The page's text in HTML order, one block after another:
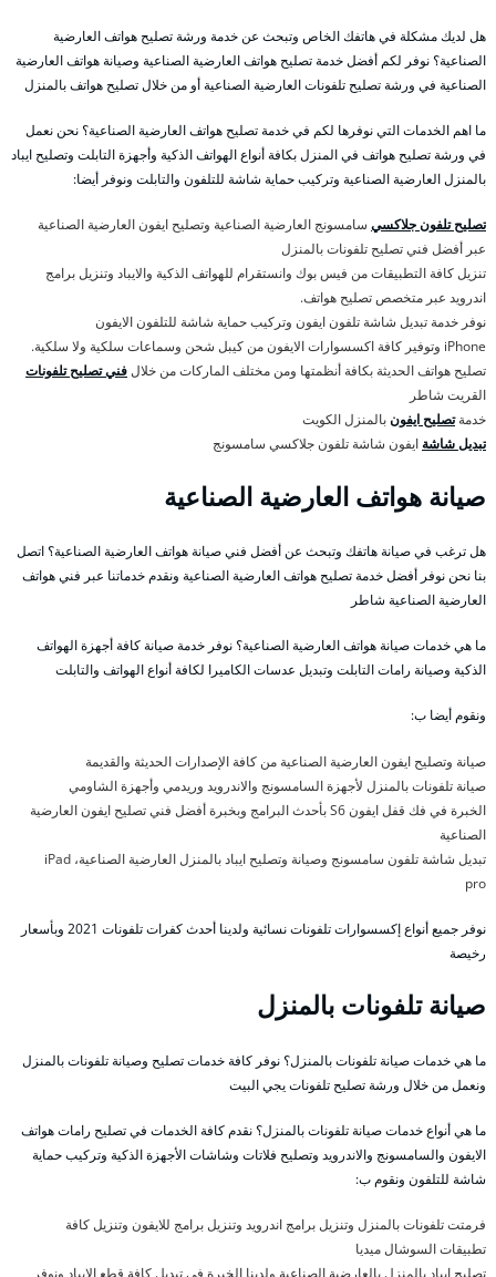
هل لديك مشكلة في هاتفك الخاص وتبحث عن خدمة ورشة تصليح هواتف العارضية
الصناعية؟ نوفر لكم أفضل خدمة تصليح هواتف العارضية الصناعية وصيانة هواتف العارضية
الصناعية في ورشة تصليح تلفونات العارضية الصناعية أو من خلال تصليح هواتف بالمنزل
ما اهم الخدمات التي نوفرها لكم في خدمة تصليح هواتف العارضية الصناعية؟ نحن نعمل
في ورشة تصليح هواتف في المنزل بكافة أنواع الهواتف الذكية وأجهزة التابلت وتصليح ايباد
بالمنزل العارضية الصناعية وتركيب حماية شاشة للتلفون والتابلت ونوفر أيضا:
تصليح تلفون جلاكسي سامسونج العارضية الصناعية وتصليح ايفون العارضية الصناعية
عبر أفضل فني تصليح تلفونات بالمنزل
تنزيل كافة التطبيقات من فيس بوك وانستقرام للهواتف الذكية والايباد وتنزيل برامج
اندرويد عبر متخصص تصليح هواتف.
نوفر خدمة تبديل شاشة تلفون ايفون وتركيب حماية شاشة للتلفون الايفون
iPhone وتوفير كافة اكسسوارات الايفون من كيبل شحن وسماعات سلكية ولا سلكية.
تصليح هواتف الحديثة بكافة أنظمتها ومن مختلف الماركات من خلالفني تصليح تلفونات
القريت شاطر
خدمةتصليح ايفونبالمنزل الكويت
تبديل شاشة ايفون شاشة تلفون جلاكسي سامسونج
صيانة هواتف العارضية الصناعية
هل ترغب في صيانة هاتفك وتبحث عن أفضل فني صيانة هواتف العارضية الصناعية؟ اتصل
بنا نحن نوفر أفضل خدمة تصليح هواتف العارضية الصناعية ونقدم خدماتنا عبر فني هواتف
العارضية الصناعية شاطر
ما هي خدمات صيانة هواتف العارضية الصناعية؟ نوفر خدمة صيانة كافة أجهزة الهواتف
الذكية وصيانة رامات التابلت وتبديل عدسات الكاميرا لكافة أنواع الهواتف والتابلت
ونقوم أيضا ب:
صيانة وتصليح ايفون العارضية الصناعية من كافة الإصدارات الحديثة والقديمة
صيانة تلفونات بالمنزل لأجهزة السامسونج والاندرويد وريدمي وأجهزة الشاومي
الخبرة في فك قفل ايفون S6 بأحدث البرامج وبخبرة أفضل فني تصليح ايفون العارضية
الصناعية
تبديل شاشة تلفون سامسونج وصيانة وتصليح ايباد بالمنزل العارضية الصناعية، iPad
pro
نوفر جميع أنواع إكسسوارات تلفونات نسائية ولدينا أحدث كفرات تلفونات 2021 وبأسعار
رخيصة
صيانة تلفونات بالمنزل
ما هي خدمات صيانة تلفونات بالمنزل؟ نوفر كافة خدمات تصليح وصيانة تلفونات بالمنزل
ونعمل من خلال ورشة تصليح تلفونات يجي البيت
ما هي أنواع خدمات صيانة تلفونات بالمنزل؟ نقدم كافة الخدمات في تصليح رامات هواتف
الايفون والسامسونج والاندرويد وتصليح فلاتات وشاشات الأجهزة الذكية وتركيب حماية
شاشة للتلفون ونقوم ب:
فرمتت تلفونات بالمنزل وتنزيل برامج اندرويد وتنزيل برامج للايفون وتنزيل كافة
تطبيقات السوشال ميديا
تصليح ايباد بالمنزل بالعارضية الصناعية ولدينا الخبرة في تبديل كافة قطع الايباد ونوفر